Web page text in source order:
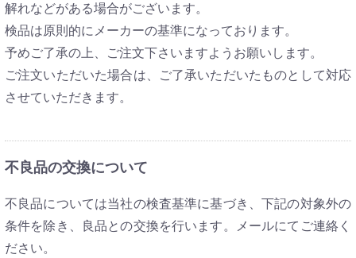
解れなどがある場合がございます。
検品は原則的にメーカーの基準になっております。
予めご了承の上、ご注文下さいますようお願いします。
ご注文いただいた場合は、ご了承いただいたものとして対応
させていただきます。
不良品の交換について
不良品については当社の検査基準に基づき、下記の対象外の
条件を除き、良品との交換を行います。メールにてご連絡く
ださい。